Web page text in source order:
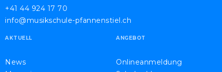
+41 44 924 17 70
info@musikschule-pfannenstiel.ch
AKTUELL
News
ANGEBOT
Onlineanmeldung